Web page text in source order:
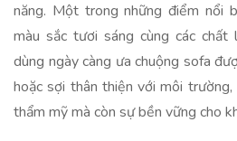
năng. Một trong những điểm nổi
màu sắc tươi sáng cùng các
dùng ngày càng ưa chuộng sofa
hoặc sợi thân thiện với môi
thẩm mỹ mà còn sự bền vững cho